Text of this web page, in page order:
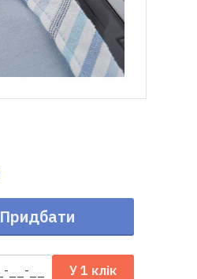
Придбати
У 1 клік